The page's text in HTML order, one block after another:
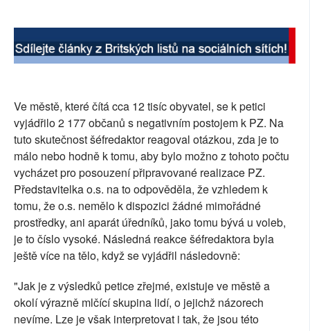
Ve městě, které čítá cca 12 tisíc obyvatel, se k petici
vyjádřilo 2 177 občanů s negativním postojem k PZ. Na
tuto skutečnost šéfredaktor reagoval otázkou, zda je to
málo nebo hodně k tomu, aby bylo možno z tohoto počtu
vycházet pro posouzení připravované realizace PZ.
Představitelka o.s. na to odpověděla, že vzhledem k
tomu, že o.s. nemělo k dispozici žádné mimořádné
prostředky, ani aparát úředníků, jako tomu bývá u voleb,
je to číslo vysoké. Následná reakce šéfredaktora byla
ještě více na tělo, když se vyjádřil následovně:
"Jak je z výsledků petice zřejmé, existuje ve městě a
okolí výrazně mlčící skupina lidí, o jejichž názorech
nevíme. Lze je však interpretovat i tak, že jsou této